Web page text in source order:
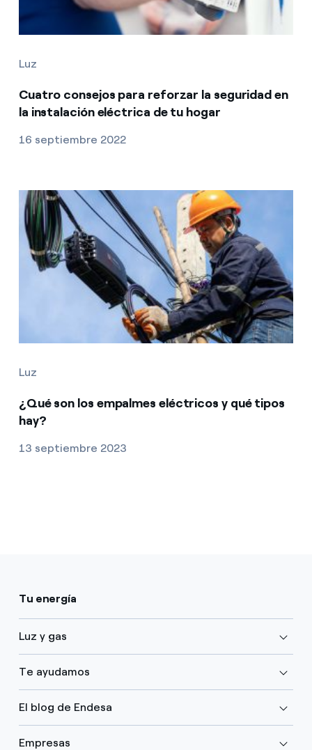
Luz
Cuatro consejos para reforzar la seguridad en
la instalación eléctrica de tu hogar
16 septiembre 2022
Luz
¿Qué son los empalmes eléctricos y qué tipos
hay?
13 septiembre 2023
Tu energía
Luz y gas
Te ayudamos
El blog de Endesa
Empresas